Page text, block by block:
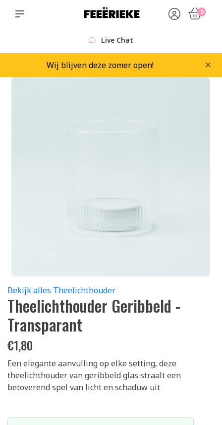
0
Live Chat
Wij blijven deze zomer open! ×
Bekijk alles Theelichthouder
Theelichthouder Geribbeld -
Transparant
€1,80
Een elegante aanvulling op elke setting, deze
theelichthouder van geribbeld glas straalt een
betoverend spel van licht en schaduw uit